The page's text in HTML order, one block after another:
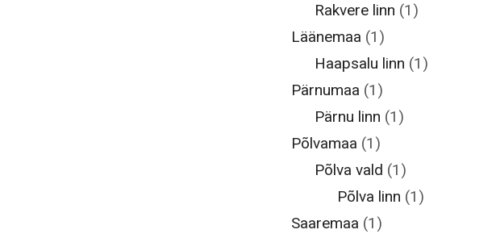
Rakvere linn (1)
Läänemaa (1)
Haapsalu linn (1)
Pärnumaa (1)
Pärnu linn (1)
Põlvamaa (1)
Põlva vald (1)
Põlva linn (1)
Saaremaa (1)